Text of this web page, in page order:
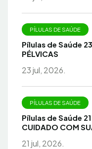
PÍLULAS DE SAÚDE
Pílulas de Saúde
PÉLVICAS
23 jul, 2026.
PÍLULAS DE SAÚDE
Pílulas de Saúde
CUIDADO COM
21 jul, 2026.